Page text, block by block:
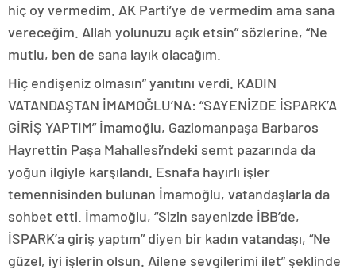
hiç oy vermedim. AK Parti’ye de vermedim ama sana
vereceğim. Allah yolunuzu açık etsin” sözlerine, “Ne
mutlu, ben de sana layık olacağım.
Hiç endişeniz olmasın” yanıtını verdi. KADIN
VATANDAŞTAN İMAMOĞLU’NA: “SAYENİZDE İSPARK’A
GİRİŞ YAPTIM” İmamoğlu, Gaziomanpaşa Barbaros
Hayrettin Paşa Mahallesi’ndeki semt pazarında da
yoğun ilgiyle karşılandı. Esnafa hayırlı işler
temennisinden bulunan İmamoğlu, vatandaşlarla da
sohbet etti. İmamoğlu, “Sizin sayenizde İBB’de,
İSPARK’a giriş yaptım” diyen bir kadın vatandaşı, “Ne
güzel, iyi işlerin olsun. Ailene sevgilerimi ilet” şeklinde